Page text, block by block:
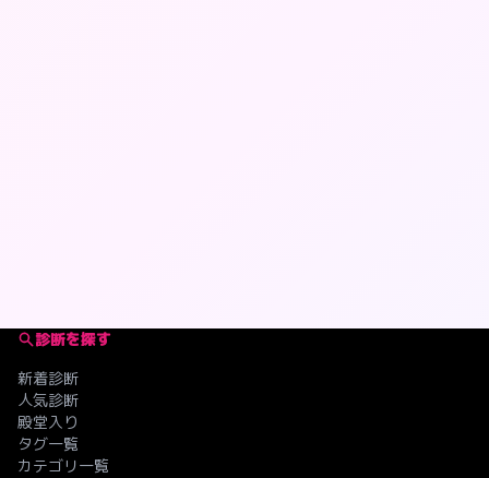
診断を探す
新着診断
人気診断
殿堂入り
タグ一覧
カテゴリ一覧